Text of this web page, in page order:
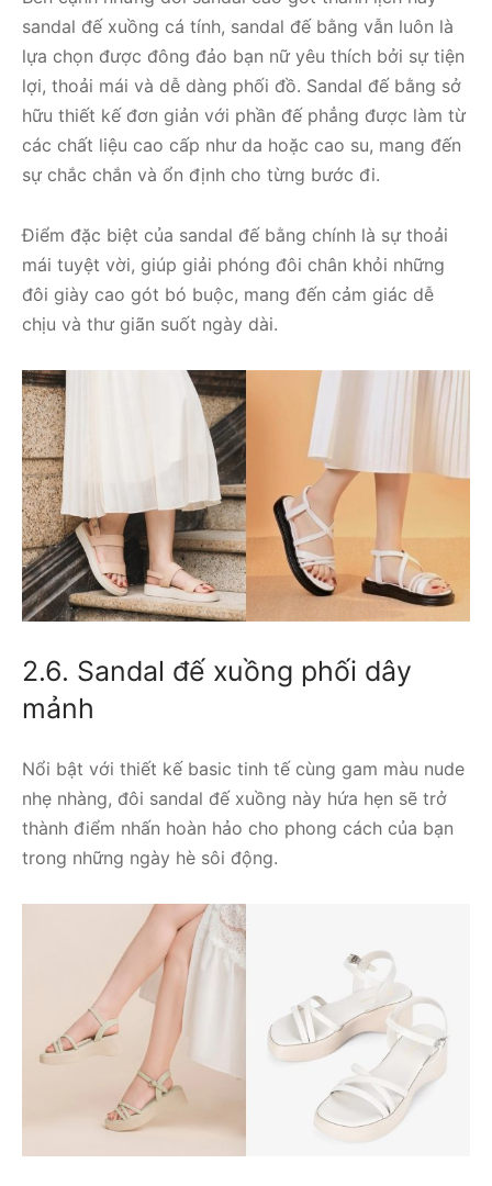
sandal đế xuồng cá tính, sandal đế bằng vẫn luôn là
lựa chọn được đông đảo bạn nữ yêu thích bởi sự tiện
lợi, thoải mái và dễ dàng phối đồ. Sandal đế bằng sở
hữu thiết kế đơn giản với phần đế phẳng được làm từ
các chất liệu cao cấp như da hoặc cao su, mang đến
sự chắc chắn và ổn định cho từng bước đi.
Điểm đặc biệt của sandal đế bằng chính là sự thoải
mái tuyệt vời, giúp giải phóng đôi chân khỏi những
đôi giày cao gót bó buộc, mang đến cảm giác dễ
chịu và thư giãn suốt ngày dài.
2.6. Sandal đế xuồng phối dây
mảnh
Nổi bật với thiết kế basic tinh tế cùng gam màu nude
nhẹ nhàng, đôi sandal đế xuồng này hứa hẹn sẽ trở
thành điểm nhấn hoàn hảo cho phong cách của bạn
trong những ngày hè sôi động.